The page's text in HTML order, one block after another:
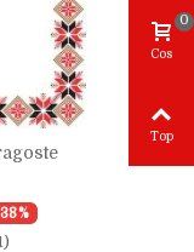
Cos
0
Top